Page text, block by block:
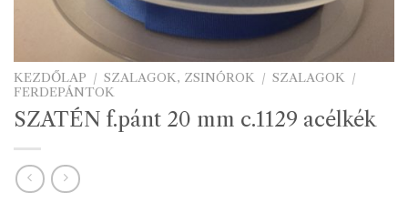
KEZDŐLAP / SZALAGOK, ZSINÓROK / SZALAGOK /
FERDEPÁNTOK
SZATÉN f.pánt 20 mm c.1129 acélkék